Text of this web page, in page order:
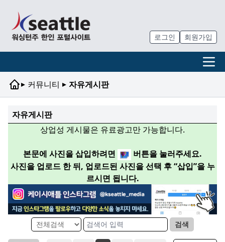
로그인 회원가입
▸ 커뮤니티 ▸ 자유게시판
자유게시판
상업성 게시물은 유료광고만 가능합니다.
본문에 사진을 삽입하려면
버튼을 눌러주세요.
사진을 업로드 한 뒤, 업로드된 사진을 선택 후 “삽입”을 누
르시면 됩니다.
검색